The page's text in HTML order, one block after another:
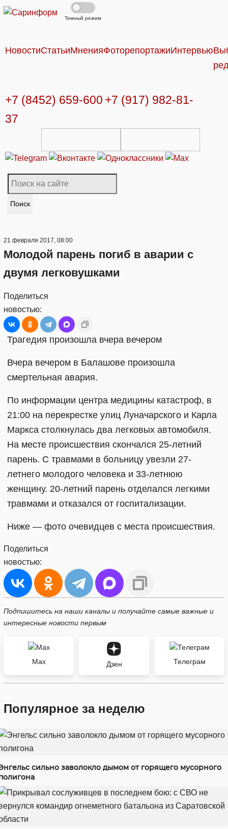
Темный режим
НовостиСтатьиМненияФоторепортажиИнтервью
+7 (8452) 659-600 +7 (917) 982-81-
37
Поиск
21 февраля 2017, 08:00
Молодой парень погиб в аварии с
двумя легковушками
Поделиться
новостью:
Трагедия произошла вчера вечером
Вчера вечером в Балашове произошла
смертельная авария.
По информации центра медицины катастроф, в
21:00 на перекрестке улиц Луначарского и Карла
Маркса столкнулась два легковых автомобиля.
На месте происшествия скончался 25-летний
парень. С травмами в больницу увезли 27-
летнего молодого человека и 33-летнюю
женщину. 20-летний парень отделался легкими
травмами и отказался от госпитализации.
Ниже — фото очевидцев с места происшествия.
Поделиться
новостью:
Подпишитесь на наши каналы и получайте самые важные и
интересные новости первым
Max Дзен Телеграм
Популярное за неделю
сильно заволокло дымом от горящего мусорного